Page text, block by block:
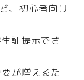
、初心者向け
証提示でさ
が増えるた